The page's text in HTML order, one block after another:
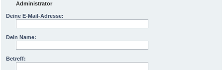
Administrator
Deine E-Mail-Adresse:
Dein Name:
Betreff: